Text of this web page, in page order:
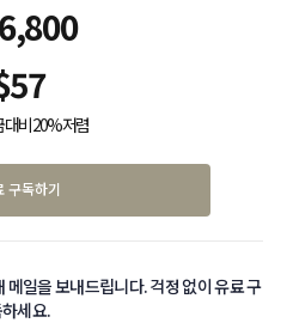
57
대비 20% 저렴
구독하기
메일을 보내드립니다. 걱정 없이 유료 구
세요.